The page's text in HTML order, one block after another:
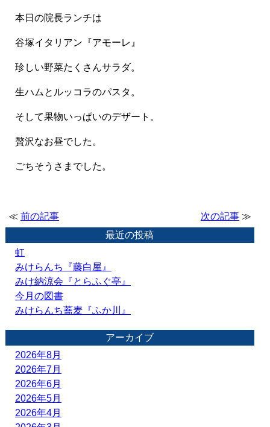
本日の院長ランチは
谷塚イタリアン『アモーレ』
珍しい野菜たくさんサラダ。
生ハムとルッコラのパスタ。
そして果物いっぱいのデザート。
贅沢なお昼でした。
ごちそうさまでした。
≪ 前の記事 次の記事≫
最近の投稿
虹
みけらんち『藤白屋』
みけ納涼会『とらふぐ亭』
今月の図書
みけらんち蕎麦『ふか川』
アーカイブ
2026年8月
2026年7月
2026年6月
2026年5月
2026年4月